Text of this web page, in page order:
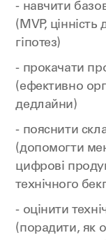
- навчити
(MVP,
гіпотез)
- прокачати
(ефективно
дедлайни)
- пояснити
(допомогти
цифрові
технічного
- оцінити
(порадити, як